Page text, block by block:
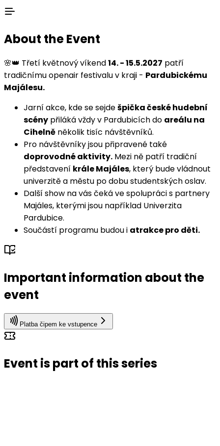
About the Event
🌸👑 Třetí květnový víkend14. - 15.5.2027 patří
tradičnímu openair festivalu v kraji - Pardubickému
Majálesu.
Jarní akce, kde se sejdešpička české hudební
scény přiláká vždy v Pardubicích do areálu na
Cihelně několik tisíc návštěvníků.
Pro návštěvníky jsou připravené také
doprovodné aktivity. Mezi ně patří tradiční
představení krále Majáles, který bude vládnout
univerzitě a městu po dobu studentských oslav.
Další show na vás čeká ve spolupráci s partnery
Majáles, kterými jsou například Univerzita
Pardubice.
Součástí programu budou i atrakce pro děti.
Important information about the
event
Platba čipem ke vstupence
Event is part of this series